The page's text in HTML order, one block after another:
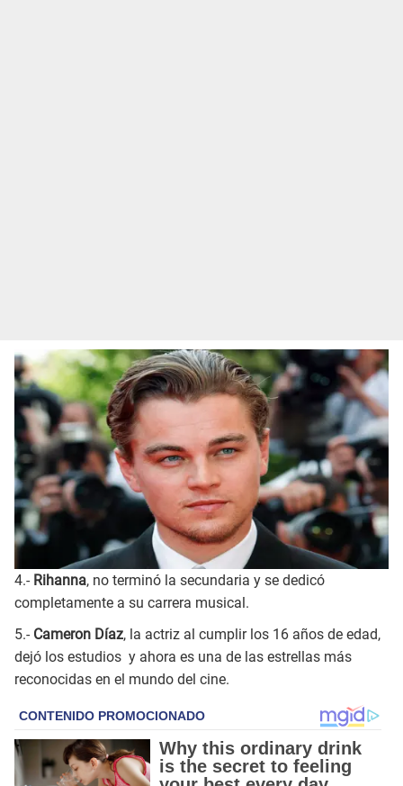
4.- Rihanna, no terminó la secundaria y se dedicó
completamente a su carrera musical.
5.- Cameron Díaz, la actriz al cumplir los 16 años de edad,
dejó los estudios y ahora es una de las estrellas más
reconocidas en el mundo del cine.